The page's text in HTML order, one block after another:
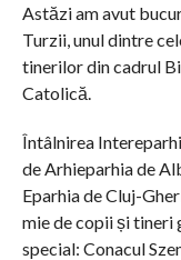
Astăzi am avut
Turzii, unul dintre
tinerilor din cadrul
Catolică.
Întâlnirea
de Arhieparhia de
Eparhia de Cluj-
mie de copii și tineri
special: Conacul